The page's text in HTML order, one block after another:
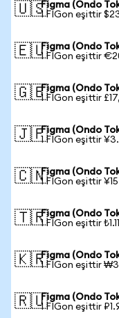
🇺🇸Figma (Ondo
1 FIGon eşittir
🇪🇺Figma (Ondo
1 FIGon eşittir
🇬🇧Figma (Ondo
1 FIGon eşittir
🇯🇵Figma (Ondo
1 FIGon eşittir
🇨🇳Figma (Ondo
1 FIGon eşittir
🇹🇷Figma (Ondo
1 FIGon eşittir
🇰🇷Figma (Ondo
1 FIGon eşittir
🇷🇺Figma (Ondo
1 FIGon eşittir